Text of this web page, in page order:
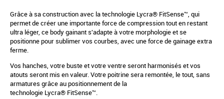
Grâce à sa construction avec la technologie Lycra® FitSense™, qui
permet de créer une importante force de compression tout en restant
ultra léger, ce bodygainant s'adapte à votre morphologie et se
positionne pour sublimer vos courbes, avec une force de gainage extra
ferme.
Vos hanches, votre buste et votre ventre seront harmonisés et vos
atouts seront mis en valeur. Votre poitrine sera remontée, le tout, sans
armatures grâce au positionnement de la
technologie Lycra® FitSense™.